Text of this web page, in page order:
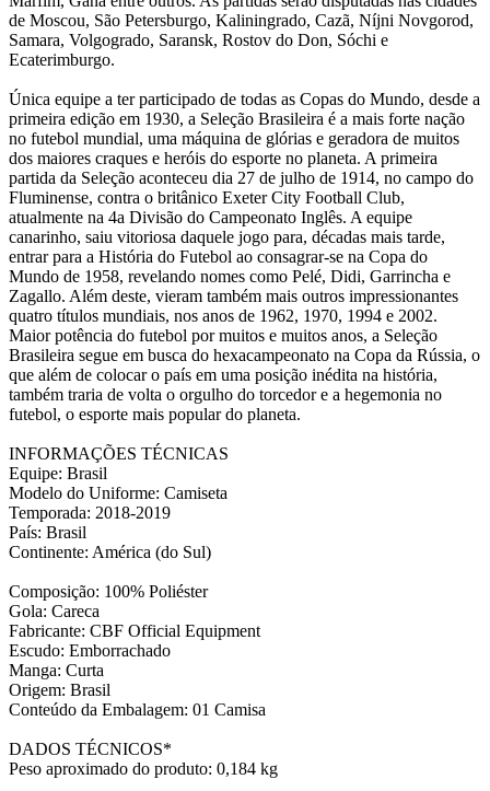
de Moscou, São Petersburgo, Kaliningrado, Cazã, Níjni Novgorod,
Samara, Volgogrado, Saransk, Rostov do Don, Sóchi e
Ecaterimburgo.
Única equipe a ter participado de todas as Copas do Mundo, desde a
primeira edição em 1930, a Seleção Brasileira é a mais forte nação
no futebol mundial, uma máquina de glórias e geradora de muitos
dos maiores craques e heróis do esporte no planeta. A primeira
partida da Seleção aconteceu dia 27 de julho de 1914, no campo do
Fluminense, contra o britânico Exeter City Football Club,
atualmente na 4a Divisão do Campeonato Inglês. A equipe
canarinho, saiu vitoriosa daquele jogo para, décadas mais tarde,
entrar para a História do Futebol ao consagrar-se na Copa do
Mundo de 1958, revelando nomes como Pelé, Didi, Garrincha e
Zagallo. Além deste, vieram também mais outros impressionantes
quatro títulos mundiais, nos anos de 1962, 1970, 1994 e 2002.
Maior potência do futebol por muitos e muitos anos, a Seleção
Brasileira segue em busca do hexacampeonato na Copa da Rússia, o
que além de colocar o país em uma posição inédita na história,
também traria de volta o orgulho do torcedor e a hegemonia no
futebol, o esporte mais popular do planeta.
INFORMAÇÕES TÉCNICAS
Equipe: Brasil
Modelo do Uniforme: Camiseta
Temporada: 2018-2019
País: Brasil
Continente: América (do Sul)
Composição: 100% Poliéster
Gola: Careca
Fabricante: CBF Official Equipment
Escudo: Emborrachado
Manga: Curta
Origem: Brasil
Conteúdo da Embalagem: 01 Camisa
DADOS TÉCNICOS*
Peso aproximado do produto: 0,184 kg